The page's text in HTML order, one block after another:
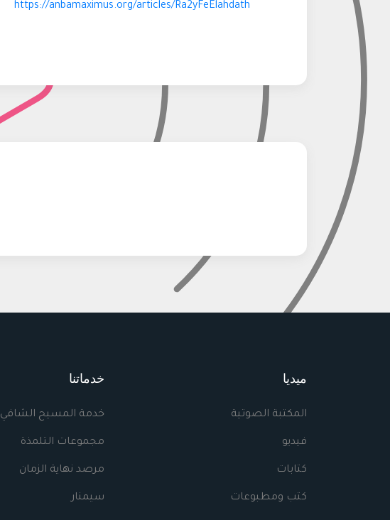
https://anbamaximus.org/articles/Ra2yFeElahdath
ميديا
المكتبة الصوتية
فيديو
كتابات
كتب ومطبوعات
خدماتنا
خدمة المسيح الشافي
مجموعات التلمذة
مرصد نهاية الزمان
سيمنار